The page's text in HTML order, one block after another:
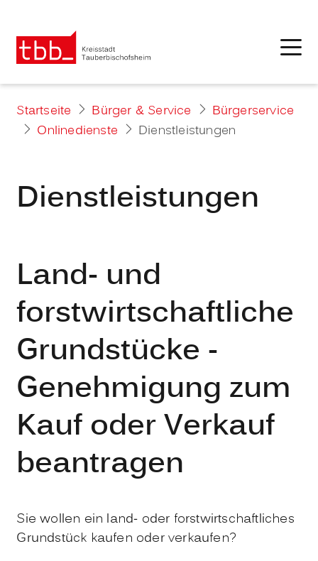
Startseite Bürger & Service
Bürgerservice
Onlinedienste
Dienstleistungen
Dienstleistungen
Land- und
forstwirtschaftliche
Grundstücke -
Genehmigung zum
Kauf oder Verkauf
beantragen
Sie wollen ein land- oder forstwirtschaftliches
Grundstück kaufen oder verkaufen?